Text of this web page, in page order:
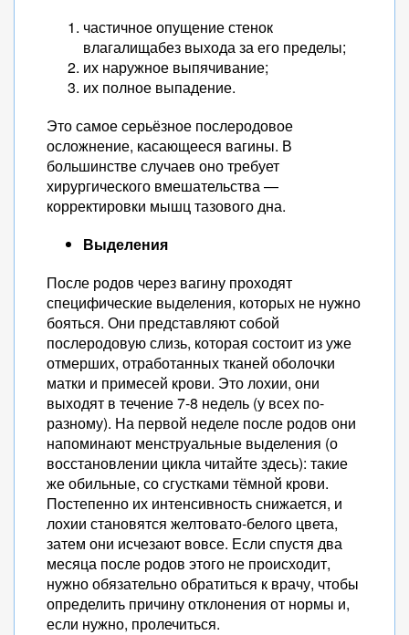
частичное опущение стенок
влагалищабез выхода за его пределы;
их наружное выпячивание;
их полное выпадение.
Это самое серьёзное послеродовое
осложнение, касающееся вагины. В
большинстве случаев оно требует
хирургического вмешательства —
корректировки мышц тазового дна.
Выделения
После родов через вагину проходят
специфические выделения, которых не нужно
бояться. Они представляют собой
послеродовую слизь, которая состоит из уже
отмерших, отработанных тканей оболочки
матки и примесей крови. Это лохии, они
выходят в течение 7-8 недель (у всех по-
разному). На первой неделе после родов они
напоминают менструальные выделения (о
восстановлении цикла читайте здесь): такие
же обильные, со сгустками тёмной крови.
Постепенно их интенсивность снижается, и
лохии становятся желтовато-белого цвета,
затем они исчезают вовсе. Если спустя два
месяца после родов этого не происходит,
нужно обязательно обратиться к врачу, чтобы
определить причину отклонения от нормы и,
если нужно, пролечиться.